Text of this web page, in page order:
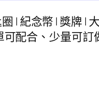
| 紀念幣 | 獎牌
配合、少量可